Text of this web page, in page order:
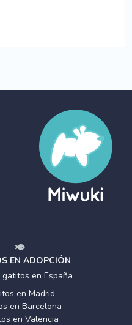
EN ADOPCIÓN
en España
en Madrid
en Barcelona
en Valencia